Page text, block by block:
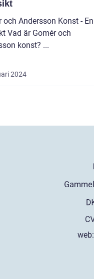
och Andersson Konst - En
och
Andersson konst? ...
2024
web: